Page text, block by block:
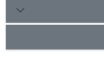
طور کلی، آگاهی از نیازهای
دام ضروری است و باید در
شود.